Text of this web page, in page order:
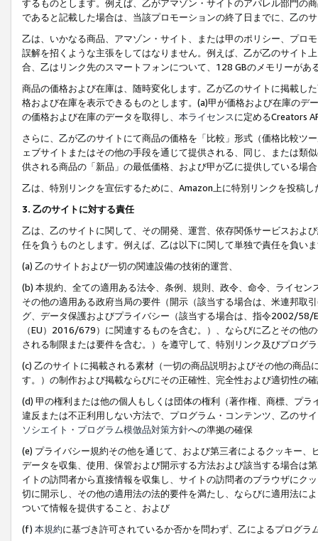
するものとします。例えば、乙がアマゾン・サイトのアパレル部門の
であると記載した場合は、当該プロモーションの終了日までに、乙の
乙は、いかなる商品、アマゾン・サイト、または甲のポリシー、プロ
誤解を招くような主張をしてはなりません。例えば、乙が乙のサイト
合、乙はリンク先のスマートフォンについて、128 GBのメモリーがあ
商品の価格および在庫は、随時変化します。乙が乙のサイトに掲載し
格および在庫を表示できるものとします。(a)甲が価格および在庫の
の価格および在庫のデータを取得し、 本ライセンスに定めるCreators
さらに、乙が乙のサイトにて商品の価格を「比較」形式（価格比較ツ
ェブサイトまたはその他の手段を通じて提供される、同じ、または類
供される商品の「新品」の最低価格、および甲が乙に提供している場
乙は、特別リンクを宣伝するために、Amazon上に特別リンクを投稿
3. 乙のサイトに対する責任
乙は、乙のサイトに関して、その開発、運営、依存関係サービスおよ
任を負うものとします。例えば、乙は以下に関して単独で責任を負い
(a) 乙のサイトおよび一切の関連設備の技術的運営、
(b) 本規約、全ての適用ある法令、条例、規則、政令、命令、ライセ
その他の適用ある政府当局の要件（開示（該当する場合は、米連邦取
グ、データ保護およびプライバシー（該当する場合は、指令2002/58/
（EU）2016/679）に関連するものを含む。）、ならびに乙とその他
される制限または要件を含む。）を遵守して、特別リンク及びプログ
(c) 乙のサイトに掲載される素材（一切の商品説明およびその他の商
す。）の制作および掲載ならびにその正確性、完全性および適切性の
(d) 甲の権利または他の個人もしくは団体の権利（著作権、商標、プ
違反または不正利用しない方法で、プログラム・コンテンツ、乙のサ
ソシエイト・プログラム模倣品対策方針への準拠の確保
(e) プライバシー規約その他を通じて、および第三者によるクッキー
データを収集、使用、保管および開示する方法および該当する場合は
イトの訪問者から直接情報を収集し、サイトの訪問者のブラウザにク
切に開示し、その他の適用法の法的要件を満たし、ならびに適用法に
ついて情報を提供すること、および
(f) 本規約に基づき許可されているか否かを問わず、乙によるプログ